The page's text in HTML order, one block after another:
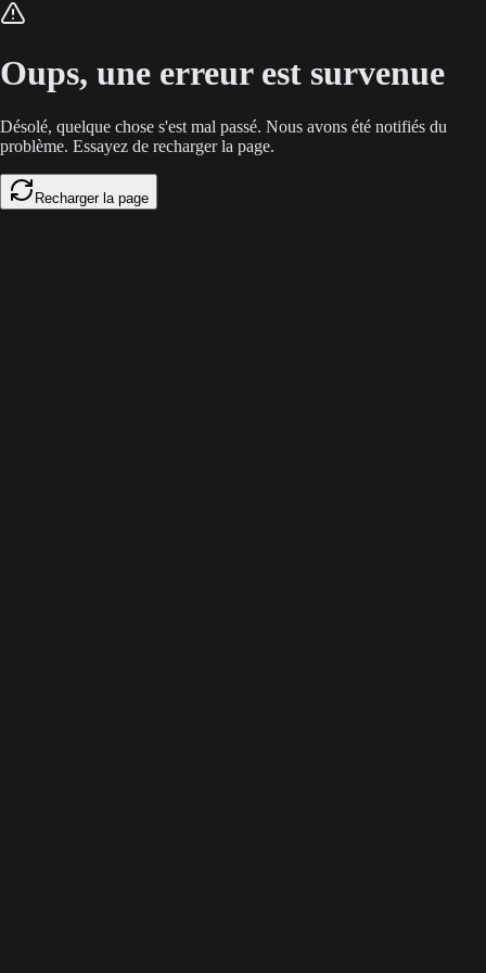
L'arrivée de la publicité dans ChatGPT et Google AI Overviews
Oups, une erreur est survenue
Désolé, quelque chose s'est mal passé. Nous avons été notifiés du
problème. Essayez de recharger la page.
Recharger la page